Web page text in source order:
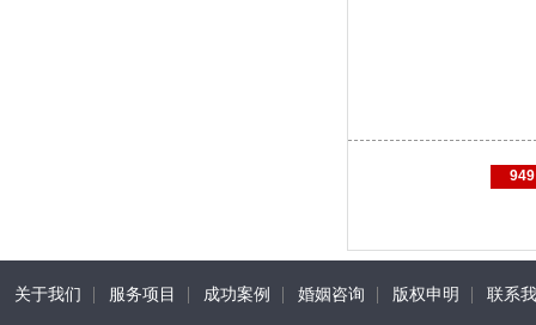
949
关于我们 服务项目 成功案例 婚姻咨询 版权申明 联系